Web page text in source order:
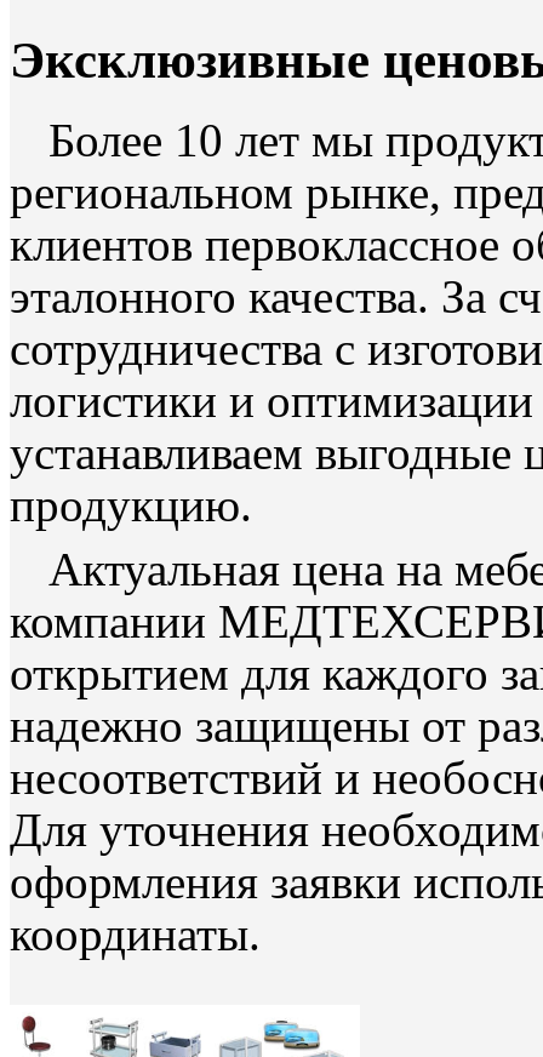
Эксклюзивные
Более 10 лет мы
региональном рынке,
клиентов первоклассное
эталонного качества. За
сотрудничества с
логистики и
устанавливаем
продукцию.
Актуальная цена на
компании
открытием для каждого
надежно защищены от
несоответствий и
Для уточнения
оформления заявки
координаты.